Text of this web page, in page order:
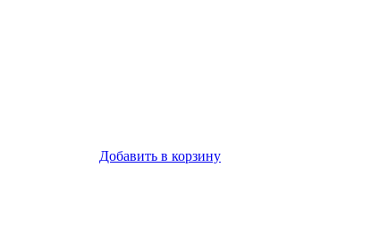
Добавить в корзину